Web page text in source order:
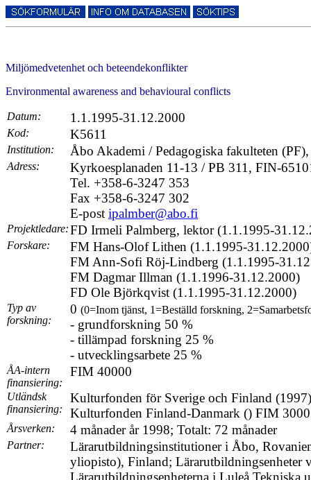
Miljömedvetenhet och beteendekonflikter
Environmental awareness and behavioural conflicts
Datum: 1.1.1995-31.12.2000
Kod: K5611
Institution: Åbo Akademi / Pedagogiska fakulteten
Adress:
Kyrkoesplanaden 11-13 / PB 311, FIN-
Tel. +358-6-3247 353
Fax +358-6-3247 302
E-post ipalmber@abo.fi
Projektledare:FD Irmeli Palmberg, lektor (1.1.1995-
Forskare:
FM Hans-Olof Lithen (1.1.1995-
FM Ann-Sofi Röj-Lindberg (1.1.1995-
FM Dagmar Illman (1.1.1996-31.12.2000)
FD Ole Björkqvist (1.1.1995-31.12.2000)
Typ av
forskning:
0 (0=Inom tjänst, 1=Beställd forskning,
- grundforskning 50 %
- tillämpad forskning 25 %
- utvecklingsarbete 25 %
ÅA-intern
finansiering:
FIM 40000
Utländsk
finansiering:
Kulturfonden för Sverige och Finland
Kulturfonden Finland-Danmark () FIM 3000
Årsverken: 4 månader år 1998; Totalt: 72 månader
Partner:
Lärarutbildningsinstitutioner i Åbo,
yliopisto), Finland; Lärarutbildningsenheter
Lärarutbildningsenheterna i Luleå Tekniska